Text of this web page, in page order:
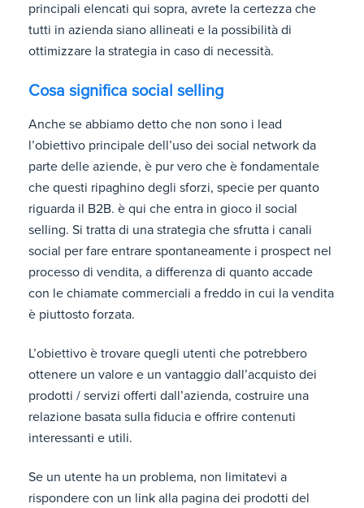
principali elencati qui sopra, avrete la certezza che
tutti in azienda siano allineati e la possibilità di
ottimizzare la strategia in caso di necessità.
Cosa significa social selling
Anche se abbiamo detto che non sono i lead
l’obiettivo principale dell’uso dei social network da
parte delle aziende, è pur vero che è fondamentale
che questi ripaghino degli sforzi, specie per quanto
riguarda il B2B. è qui che entra in gioco il social
selling. Si tratta di una strategia che sfrutta i canali
social per fare entrare spontaneamente i prospect nel
processo di vendita, a differenza di quanto accade
con le chiamate commerciali a freddo in cui la vendita
è piuttosto forzata.
L’obiettivo è trovare quegli utenti che potrebbero
ottenere un valore e un vantaggio dall’acquisto dei
prodotti / servizi offerti dall’azienda, costruire una
relazione basata sulla fiducia e offrire contenuti
interessanti e utili.
Se un utente ha un problema, non limitatevi a
rispondere con un link alla pagina dei prodotti del